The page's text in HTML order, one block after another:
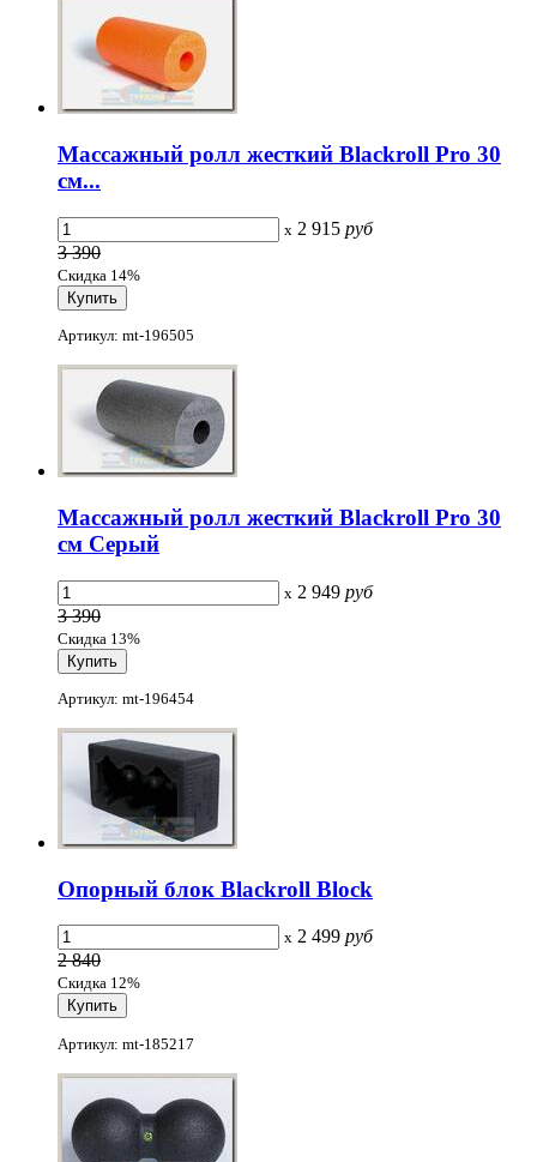
Массажный ролл жесткий Blackroll Pro 30
см...
x 2 915 руб
3 390
Скидка 14%
Артикул: mt-196505
Массажный ролл жесткий Blackroll Pro 30
см Серый
x 2 949 руб
3 390
Скидка 13%
Артикул: mt-196454
Опорный блок Blackroll Block
x 2 499 руб
2 840
Скидка 12%
Артикул: mt-185217